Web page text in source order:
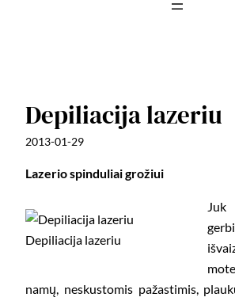
Depiliacija lazeriu
2013-01-29
Lazerio spinduliai grožiui
Depiliacija lazeriu
Juk
namų, neskustomis pažastimis,